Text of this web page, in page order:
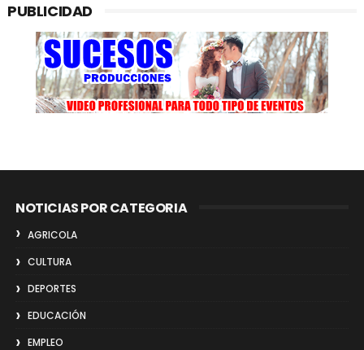
PUBLICIDAD
NOTICIAS POR CATEGORIA
AGRICOLA
CULTURA
DEPORTES
EDUCACIÓN
EMPLEO